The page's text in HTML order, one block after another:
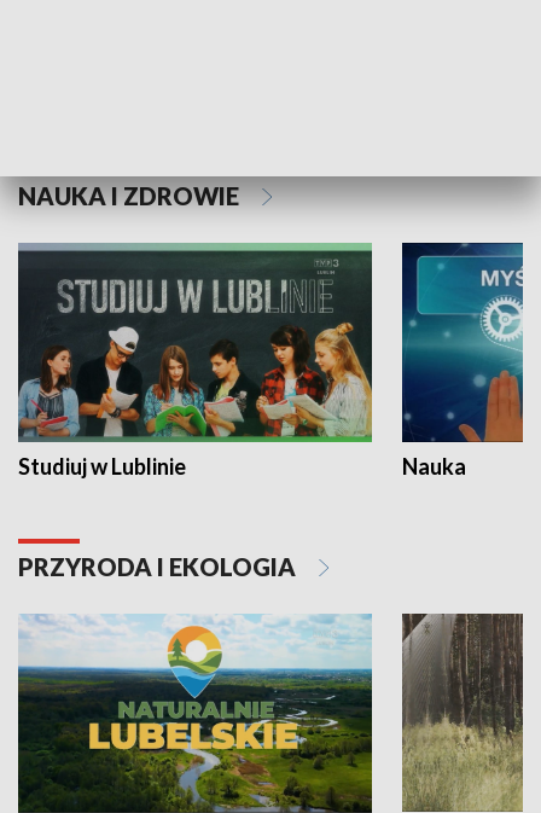
NAUKA I ZDROWIE
Studiuj w Lublinie Nauka
PRZYRODA I EKOLOGIA